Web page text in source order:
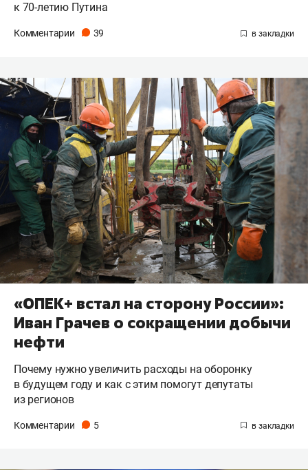
к 70-летию Путина
Комментарии 39
«ОПЕК+ встал на сторону России»:
Иван Грачев о сокращении добычи
нефти
Почему нужно увеличить расходы на оборонку
в будущем году и как с этим помогут депутаты
из регионов
Комментарии 5